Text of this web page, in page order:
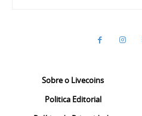
Sobre o Livecoins
Politica Editorial